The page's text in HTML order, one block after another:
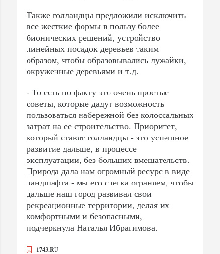
Также голландцы предложили исключить
все жесткие формы в пользу более
бионических решений, устройство
линейных посадок деревьев таким
образом, чтобы образовывались лужайки,
окружённые деревьями и т.д.
- То есть по факту это очень простые
советы, которые дадут возможность
пользоваться набережной без колоссальных
затрат на ее строительство. Приоритет,
который ставят голландцы - это успешное
развитие дальше, в процессе
эксплуатации, без больших вмешательств.
Природа дала нам огромный ресурс в виде
ландшафта - мы его слегка ограняем, чтобы
дальше наш город развивал свои
рекреационные территории, делая их
комфортными и безопасными, –
подчеркнула Наталья Ибрагимова.
1743.RU